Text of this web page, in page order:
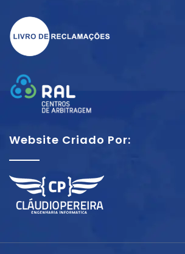
Website Criado Por: